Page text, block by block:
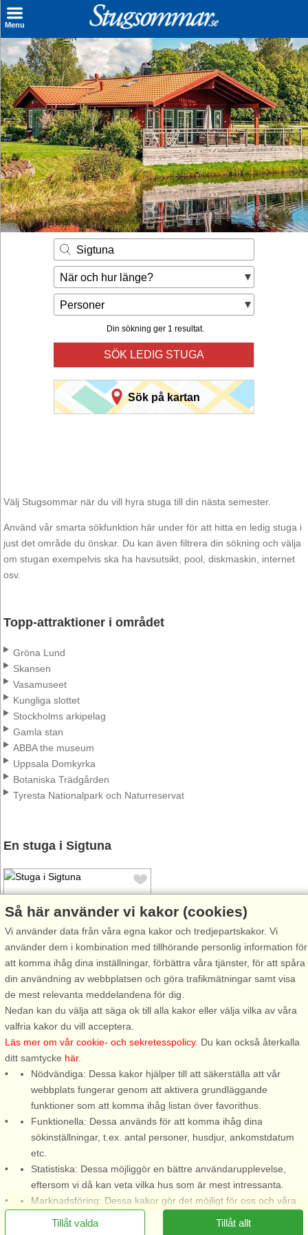
Menu
Sök stuga
Sista Minuten
Genvägar
Inspiration
Kontakt
Husägare
Se hur mycket du kan tjäna
Räkna ut din
hyresintäkt
Sigtuna
När och hur länge?
Personer
Din sökning ger 1 resultat.
SÖK LEDIG STUGA
Sök på kartan
Välj Stugsommar när du vill hyra stuga till din nästa semester.
Använd vår smarta sökfunktion här under för att hitta en ledig stuga i
just det område du önskar. Du kan även filtrera din sökning och välja
om stugan exempelvis ska ha havsutsikt, pool, diskmaskin, internet
osv.
Topp-attraktioner i området
Gröna Lund
Skansen
Vasamuseet
Kungliga slottet
Stockholms arkipelag
Gamla stan
ABBA the museum
Uppsala Domkyrka
Botaniska Trädgården
Tyresta Nationalpark och Naturreservat
En stuga i Sigtuna
Stugnr: 59768
Sigtuna
4 personer, 48 m²
3,0 km till sjö/hav:.
Välkomna till denna trevliga
stuga från 1700-talet i
Droppsta, Märsta belägen i
vackra Sigtuna kommun! Här
bor ni i ett charmigt gammalt
soldattorp på vacker
grönskande tomt med
fantastisk, orörd svampskog ...
från 6.723 SEK
Så här använder vi kakor (cookies)
Vi använder data från våra egna kakor och tredjepartskakor. Vi
använder dem i kombination med tillhörande personlig information för
att komma ihåg dina inställningar, förbättra våra tjänster, för att spåra
din användning av webbplatsen och göra trafikmätningar samt visa
de mest relevanta meddelandena för dig.
Nedan kan du välja att säga ok till alla kakor eller välja vilka av våra
valfria kakor du vill acceptera.
Läs mer om vår cookie- och sekretesspolicy. Du kan också återkalla
ditt samtycke här.
Nödvändiga: Dessa kakor hjälper till att säkerställa att vår
webbplats fungerar genom att aktivera grundläggande
funktioner som att komma ihåg listan över favorithus.
Funktionella: Dessa används för att komma ihåg dina
sökinställningar, t.ex. antal personer, husdjur, ankomstdatum
etc.
Statistiska: Dessa möjliggör en bättre användarupplevelse,
eftersom vi då kan veta vilka hus som är mest intressanta.
Marknadsföring: Dessa kakor gör det möjligt för oss och våra
partners att leverera det mest relevanta innehållet till dig.
Tillåt allt
Tillåt valda